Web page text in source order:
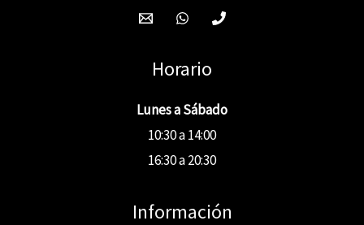
Horario
Lunes a Sábado
10:30 a 14:00
16:30 a 20:30
Información